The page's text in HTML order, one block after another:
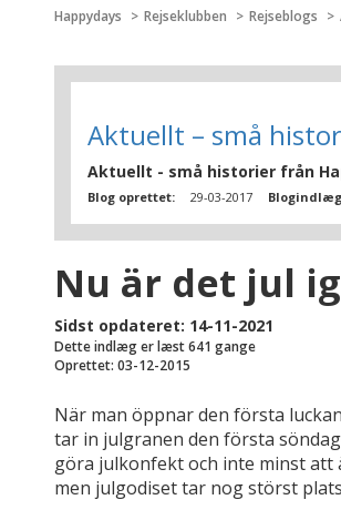
Happydays Rejseklubben Rejseblogs
Aktuellt – små
Aktuellt - små historier från
Blog oprettet: 29-03-2017
Nu är det jul
Sidst opdateret: 14-11-2021
Dette indlæg er læst 641 gange
Oprettet: 03-12-2015
När man öppnar den första
tar in julgranen den första
göra julkonfekt och inte minst att
men julgodiset tar nog störst